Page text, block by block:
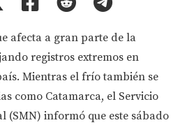
afecta a gran parte de la
registros extremos en
Mientras el frío también se
como Catamarca, el Servicio
(SMN) informó que este sábado